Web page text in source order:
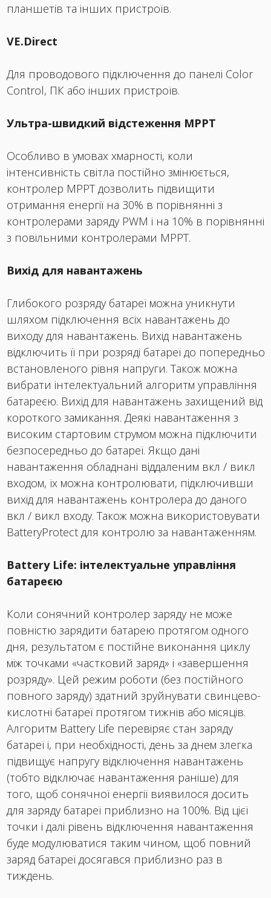
планшетів та інших пристроїв.
VE.Direct
Для проводового підключення до панелі Color
Control, ПК або інших пристроїв.
Ультра-швидкий відстеження MPPT
Особливо в умовах хмарності, коли
інтенсивність світла постійно змінюється,
контролер МРРТ дозволить підвищити
отримання енергії на 30% в порівнянні з
контролерами заряду PWM і на 10% в порівнянні
з повільними контролерами МРРТ.
Вихід для навантажень
Глибокого розряду батареї можна уникнути
шляхом підключення всіх навантажень до
виходу для навантажень. Вихід навантажень
відключить її при розряді батареї до попередньо
встановленого рівня напруги. Також можна
вибрати інтелектуальний алгоритм управління
батареєю. Вихід для навантажень захищений від
короткого замикання. Деякі навантаження з
високим стартовим струмом можна підключити
безпосередньо до батареї. Якщо дані
навантаження обладнані віддаленим вкл / викл
входом, їх можна контролювати, підключивши
вихід для навантажень контролера до даного
вкл / викл входу. Також можна використовувати
BatteryProtect для контролю за навантаженням.
Battery Life: інтелектуальне управління
батареєю
Коли сонячний контролер заряду не може
повністю зарядити батарею протягом одного
дня, результатом є постійне виконання циклу
між точками «частковий заряд» і «завершення
розряду». Цей режим роботи (без постійного
повного заряду) здатний зруйнувати свинцево-
кислотні батареї протягом тижнів або місяців.
Алгоритм Battery Life перевіряє стан заряду
батареї і, при необхідності, день за днем ​​злегка
підвищує напругу відключення навантажень
(тобто відключає навантаження раніше) для
того, щоб сонячної енергії виявилося досить
для заряду батареї приблизно на 100%. Від цієї
точки і далі рівень відключення навантаження
буде модулюватися таким чином, щоб повний
заряд батареї досягався приблизно раз в
тиждень.